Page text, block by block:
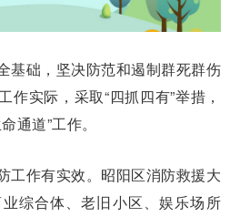
基础，坚决防范和遏制群死群伤
作实际，采取“四抓四有”举措，
通道”工作。
工作有实效。昭阳区消防救援大
综合体、老旧小区、娱乐场所